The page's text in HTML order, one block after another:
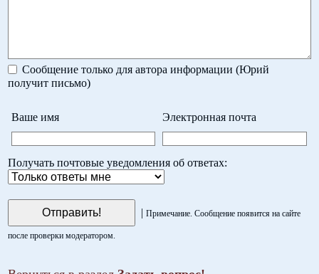
Сообщение только для автора информации (Юрий
получит письмо)
Ваше имя Электронная почта
Получать почтовые уведомления об ответах:
| Примечание. Сообщение появится на сайте
после проверки модератором.